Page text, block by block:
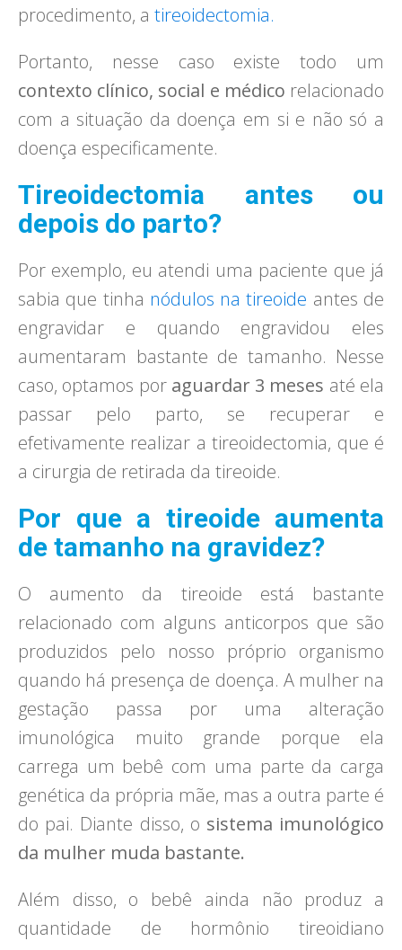
procedimento, a tireoidectomia.
Portanto, nesse caso existe todo um
contexto clínico, social e médico relacionado
com a situação da doença em si e não só a
doença especificamente.
Tireoidectomia antes ou
depois do parto?
Por exemplo, eu atendi uma paciente que já
sabia que tinha nódulos na tireoide antes de
engravidar e quando engravidou eles
aumentaram bastante de tamanho. Nesse
caso, optamos por aguardar 3 meses até ela
passar pelo parto, se recuperar e
efetivamente realizar a tireoidectomia, que é
a cirurgia de retirada da tireoide.
Por que a tireoide aumenta
de tamanho na gravidez?
O aumento da tireoide está bastante
relacionado com alguns anticorpos que são
produzidos pelo nosso próprio organismo
quando há presença de doença. A mulher na
gestação passa por uma alteração
imunológica muito grande porque ela
carrega um bebê com uma parte da carga
genética da própria mãe, mas a outra parte é
do pai. Diante disso, o sistema imunológico
da mulher muda bastante.
Além disso, o bebê ainda não produz a
quantidade de hormônio tireoidiano